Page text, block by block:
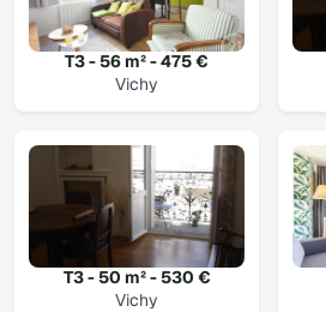
T3 - 56 m² - 475 €
Vichy
T3 - 50 m² - 530 €
Vichy